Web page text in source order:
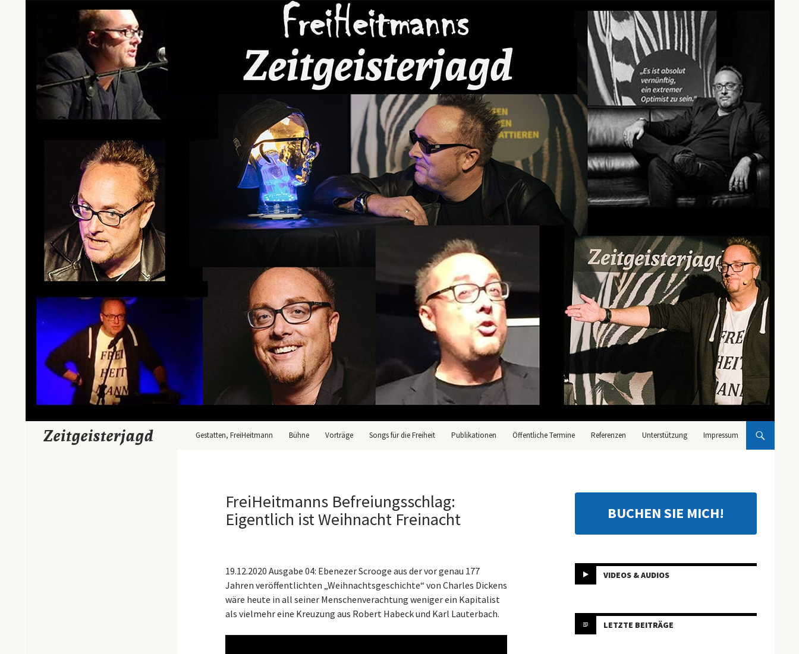
Zeitgeisterjagd
Suchen
Gestatten, FreiHeitmann
Bühne Vorträge Songs für die Freiheit Publikationen Öffentliche Termine Referenzen Unterstützung Impressum
FreiHeitmanns Befreiungsschlag:
Eigentlich ist Weihnacht Freinacht
19.12.2020 Ausgabe 04: Ebenezer Scrooge aus der vor genau 177
Jahren veröffentlichten „Weihnachtsgeschichte“ von Charles Dickens
wäre heute in all seiner Menschenverachtung weniger ein Kapitalist
als vielmehr eine Kreuzung aus Robert Habeck und Karl Lauterbach.
BUCHEN SIE MICH!
VIDEOS & AUDIOS
LETZTE BEITRÄGE